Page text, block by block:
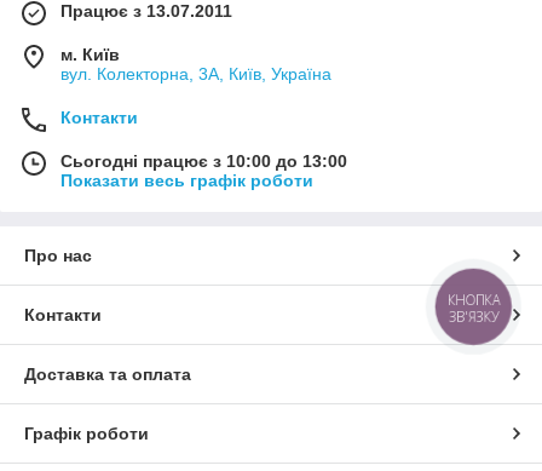
Працює з 13.07.2011
м. Київ
вул. Колекторна, 3А, Київ, Україна
Контакти
Сьогодні працює з 10:00 до 13:00
Показати весь графік роботи
Про нас
Контакти
Доставка та оплата
Графік роботи
КНОПКА
ЗВ'ЯЗКУ